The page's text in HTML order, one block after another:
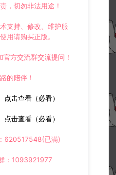
，切勿非法用途！
支持、修改、维护服
用请购买正版。
方交流群交流提问！
的陪伴！
点击查看（必看）
点击查看（必看）
620517548(已满)
：1093921977